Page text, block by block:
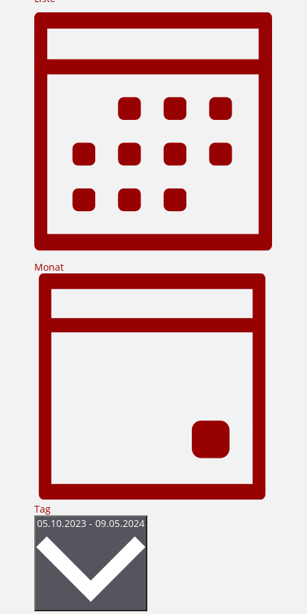
Monat
Tag
05.10.2023 - 09.05.2024